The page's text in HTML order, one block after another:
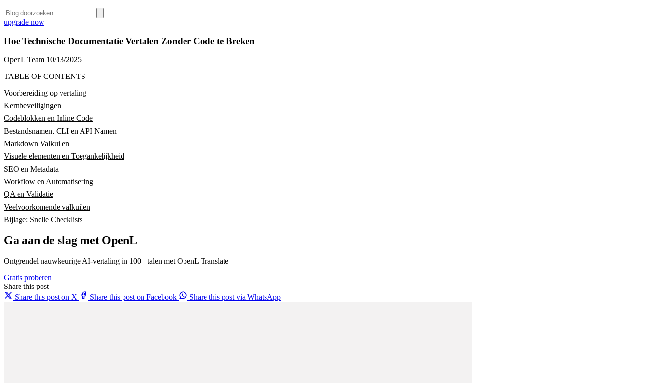
upgrade now
Hoe Technische Documentatie Vertalen Zonder Code te Breken
OpenL Team 10/13/2025
TABLE OF CONTENTS
Voorbereiding op vertaling
Kernbeveiligingen
Codeblokken en Inline Code
Bestandsnamen, CLI en API Namen
Markdown Valkuilen
Visuele elementen en Toegankelijkheid
SEO en Metadata
Workflow en Automatisering
QA en Validatie
Veelvoorkomende valkuilen
Bijlage: Snelle Checklists
Ga aan de slag met OpenL
Ontgrendel nauwkeurige AI-vertaling in 100+ talen met OpenL Translate
Gratis proberen
Share this post
Share this post on X
Share this post on Facebook Share this post via WhatsApp